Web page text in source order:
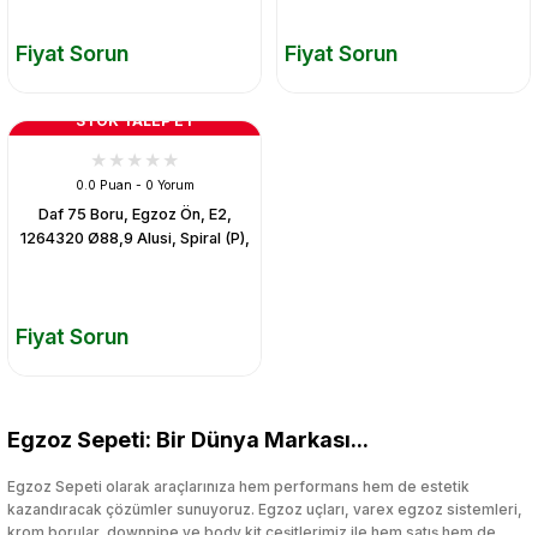
Fiyat Sorun Fiyat Sorun
STOK TALEP ET
0.0 Puan - 0 Yorum
Daf 75 Boru, Egzoz Ön, E2,
1264320 Ø88,9 Alusi, Spiral (P),
Fiyat Sorun
Egzoz Sepeti: Bir Dünya Markası...
Egzoz Sepeti olarak araçlarınıza hem performans hem de estetik
kazandıracak çözümler sunuyoruz. Egzoz uçları, varex egzoz sistemleri,